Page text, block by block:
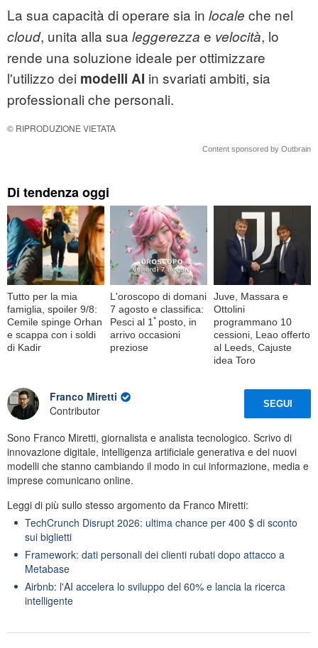
La sua capacità di operare sia in locale che nel
cloud, unita alla sua leggerezza e velocità, lo
rende una soluzione ideale per ottimizzare
l'utilizzo dei modelli AI in svariati ambiti, sia
professionali che personali.
© RIPRODUZIONE VIETATA
Content sponsored by Outbrain
Di tendenza oggi
Tutto per la mia
famiglia, spoiler 9/8:
Cemile spinge Orhan
e scappa con i soldi
di Kadir
L'oroscopo di domani
7 agosto e classifica:
Pesci al 1ﾟposto, in
arrivo occasioni
preziose
Juve, Massara e
Ottolini
programmano 10
cessioni, Leao offerto
al Leeds, Cajuste
idea Toro
Franco Miretti
Contributor
SEGUI
Sono Franco Miretti, giornalista e analista tecnologico. Scrivo di
innovazione digitale, intelligenza artificiale generativa e dei nuovi
modelli che stanno cambiando il modo in cui informazione, media e
imprese comunicano online.
Leggi di più sullo stesso argomento da Franco Miretti:
TechCrunch Disrupt 2026: ultima chance per 400 $ di sconto
sui biglietti
Framework: dati personali dei clienti rubati dopo attacco a
Metabase
Airbnb: l'AI accelera lo sviluppo del 60% e lancia la ricerca
intelligente